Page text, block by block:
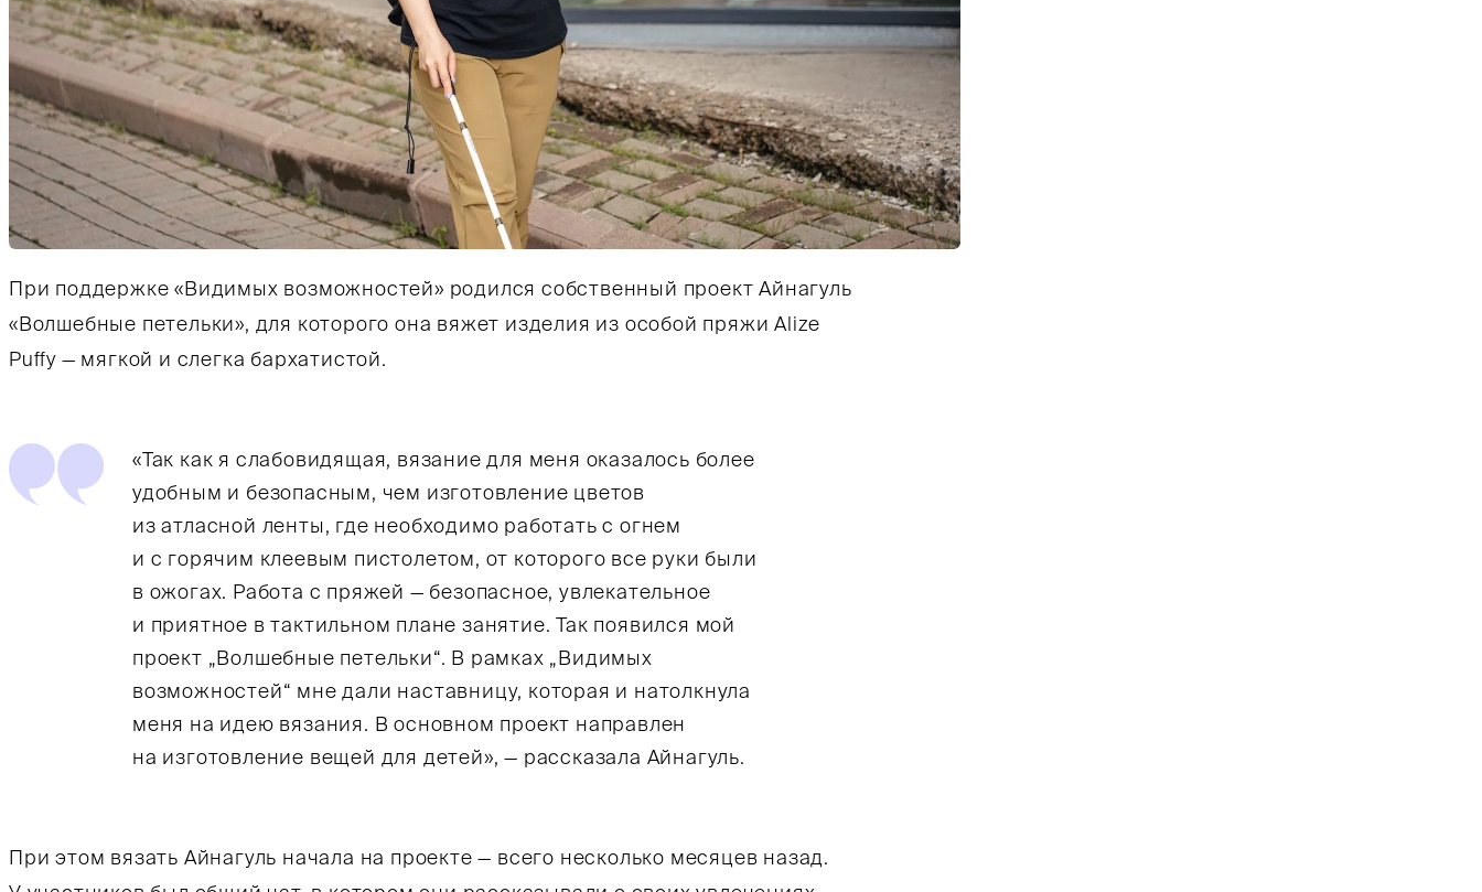
Тифлокомментарий: цветная фотография. Солнечный день в городе. Айнагуль идет по мощеному тротуару вдоль стеклянных витрин
При поддержке «Видимых возможностей» родился собственный проект Айнагуль
«Волшебные петельки», для которого она вяжет изделия из особой пряжи Alize
Puffy — мягкой и слегка бархатистой.
«Так как я слабовидящая, вязание для меня оказалось более
удобным и безопасным, чем изготовление цветов
из атласной ленты, где необходимо работать с огнем
и с горячим клеевым пистолетом, от которого все руки были
в ожогах. Работа с пряжей — безопасное, увлекательное
и приятное в тактильном плане занятие. Так появился мой
проект „Волшебные петельки“. В рамках „Видимых
возможностей“ мне дали наставницу, которая и натолкнула
меня на идею вязания. В основном проект направлен
на изготовление вещей для детей», — рассказала Айнагуль.
При этом вязать Айнагуль начала на проекте — всего несколько месяцев назад.